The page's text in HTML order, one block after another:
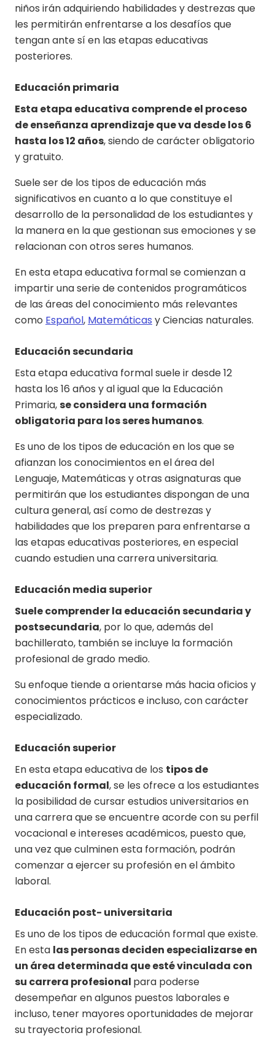
niños irán adquiriendo habilidades y destrezas que
les permitirán enfrentarse a los desafíos que
tengan ante sí en las etapas educativas
posteriores.
Educación primaria
Esta etapa educativa comprende el proceso
de enseñanza aprendizaje que va desde los 6
hasta los 12 años, siendo de carácter obligatorio
y gratuito.
Suele ser de los tipos de educación más
significativos en cuanto a lo que constituye el
desarrollo de la personalidad de los estudiantes y
la manera en la que gestionan sus emociones y se
relacionan con otros seres humanos.
En esta etapa educativa formal se comienzan a
impartir una serie de contenidos programáticos
de las áreas del conocimiento más relevantes
como Español, Matemáticas y Ciencias naturales.
Educación secundaria
Esta etapa educativa formal suele ir desde 12
hasta los 16 años y al igual que la Educación
Primaria,se considera una formación
obligatoria para los seres humanos.
Es uno de los tipos de educación en los que se
afianzan los conocimientos en el área del
Lenguaje, Matemáticas y otras asignaturas que
permitirán que los estudiantes dispongan de una
cultura general, así como de destrezas y
habilidades que los preparen para enfrentarse a
las etapas educativas posteriores, en especial
cuando estudien una carrera universitaria.
Educación media superior
Suele comprender la educación secundaria y
postsecundaria, por lo que, además del
bachillerato, también se incluye la formación
profesional de grado medio.
Su enfoque tiende a orientarse más hacia oficios y
conocimientos prácticos e incluso, con carácter
especializado.
Educación superior
En esta etapa educativa de los tipos de
educación formal, se les ofrece a los estudiantes
la posibilidad de cursar estudios universitarios en
una carrera que se encuentre acorde con su perfil
vocacional e intereses académicos, puesto que,
una vez que culminen esta formación, podrán
comenzar a ejercer su profesión en el ámbito
laboral.
Educación post- universitaria
Es uno de los tipos de educación formal que existe.
En esta las personas deciden especializarse en
un área determinada que esté vinculada con
su carrera profesional para poderse
desempeñar en algunos puestos laborales e
incluso, tener mayores oportunidades de mejorar
su trayectoria profesional.